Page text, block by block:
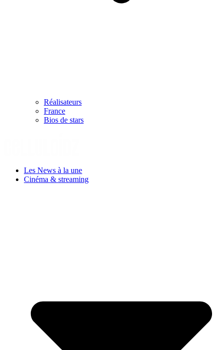
Réalisateurs
France
Bios de stars
Les News à la une
Cinéma & streaming